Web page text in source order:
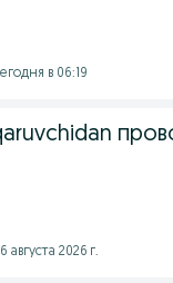
в 06:19
2026 г.